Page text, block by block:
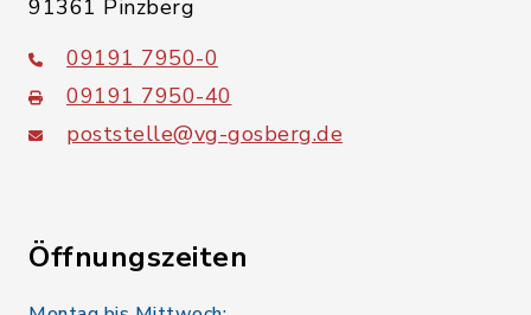
91361 Pinzberg
09191 7950-0
09191 7950-40
poststelle@vg-gosberg.de
Öffnungszeiten